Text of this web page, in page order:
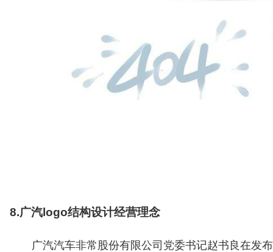
8.广汽logo结构设计经营理念
广汽汽车非常股份有限公司党委书记赵书良在发